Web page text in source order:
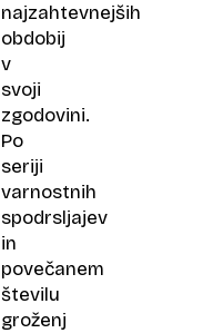
najzahtevnejših
obdobij
v
svoji
zgodovini.
Po
seriji
varnostnih
spodrsljajev
in
povečanem
številu
groženj